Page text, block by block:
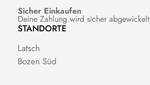
Sicher Einkaufen
Deine Zahlung wird sicher abgewickelt
STANDORTE
Latsch
Bozen Süd